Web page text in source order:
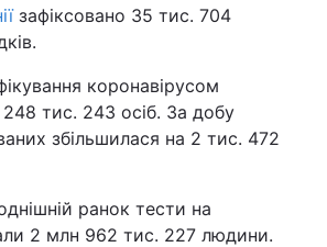
зафіксовано 35 тис. 704
коронавірусом
тис. 243 осіб. За добу
збільшилася на 2 тис. 472
ранок тести на
2 млн 962 тис. 227 людини.